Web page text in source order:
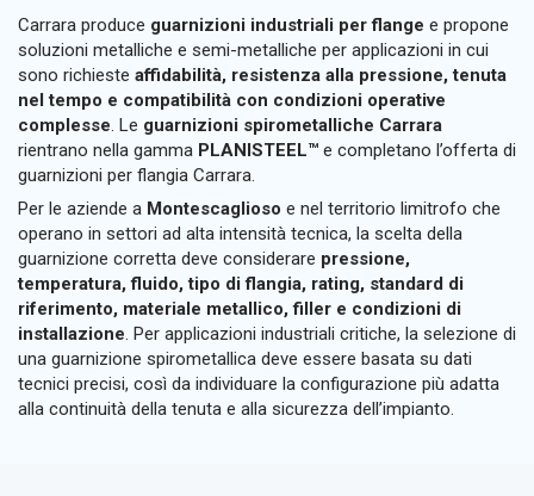
Carrara produce guarnizioni industriali per flange e propone
soluzioni metalliche e semi-metalliche per applicazioni in cui
sono richieste affidabilità, resistenza alla pressione, tenuta
nel tempo e compatibilità con condizioni operative
complesse . Le guarnizioni spirometalliche Carrara
rientrano nella gamma PLANISTEEL™ e completano l’offerta di
guarnizioni per flangia Carrara.
Per le aziende a Montescaglioso e nel territorio limitrofo che
operano in settori ad alta intensità tecnica, la scelta della
guarnizione corretta deve considerare pressione,
temperatura, fluido, tipo di flangia, rating, standard di
riferimento, materiale metallico, filler e condizioni di
installazione. Per applicazioni industriali critiche, la selezione di
una guarnizione spirometallica deve essere basata su dati
tecnici precisi, così da individuare la configurazione più adatta
alla continuità della tenuta e alla sicurezza dell’impianto.